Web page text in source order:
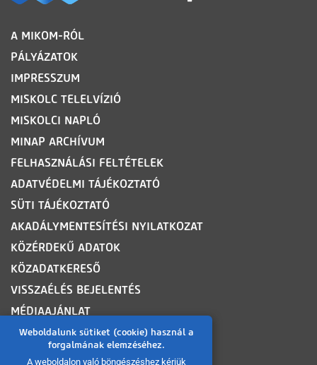
Weboldalunk sütiket (cookie) használ a
forgalmának elemzéséhez.
A weboldalon való böngészéshez kérjük
LÁBLÉC
A MIKOM-RÓL
PÁLYÁZATOK
IMPRESSZUM
MISKOLC TELELVÍZIÓ
MISKOLCI NAPLÓ
MINAP ARCHÍVUM
FELHASZNÁLÁSI FELTÉTELEK
ADATVÉDELMI TÁJÉKOZTATÓ
SÜTI TÁJÉKOZTATÓ
AKADÁLYMENTESÍTÉSI NYILATKOZAT
KÖZÉRDEKŰ ADATOK
KÖZADATKERESŐ
VISSZAÉLÉS BEJELENTÉS
MÉDIAAJÁNLAT
OLDALTÉRKÉP